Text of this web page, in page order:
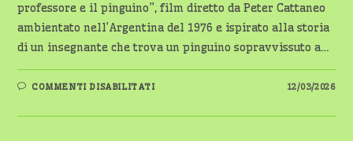
professore e il pinguino”, film diretto da Peter Cattaneo
ambientato nell’Argentina del 1976 e ispirato alla storia
di un insegnante che trova un pinguino sopravvissuto a…
COMMENTI DISABILITATISU
E
12/03/2026